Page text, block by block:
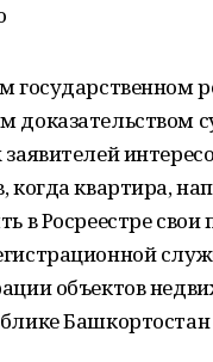
государственном
доказательством
квартира,
в Росреестре свои
объектов